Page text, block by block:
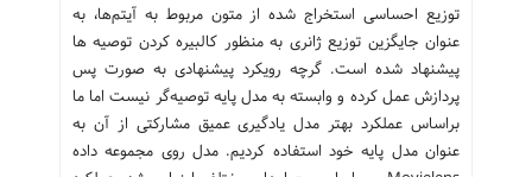
توزیع احساسی استخراج شده از متون مربوط به آیتم‌ها، به
عنوان جایگزین توزیع ژانری به منظور کالبیره کردن توصیه ها
پیشنهاد شده است. گرچه رویکرد پیشنهادی به صورت پس
پردازش عمل کرده و وابسته به مدل پایه توصیه‌گر نیست اما ما
براساس عملکرد بهتر مدل یادگیری عمیق مشارکتی از آن به
عنوان مدل پایه خود استفاده کردیم. مدل روی مجموعه داده